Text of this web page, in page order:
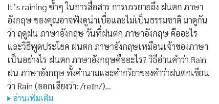
It’s raining ซ้ำๆ ในการสื่อสาร การบรรยายถึง ฝนตก ภาษา
อังกฤษ ของคุณอาจฟังดูน่าเบื่อและไม่เป็นธรรมชาติ มาดูกัน
ว่า ฤดูฝน ภาษาอังกฤษ วันที่ฝนตก ภาษาอังกฤษ คืออะไร
และวิธีพูดประโยค ฝนตก ภาษาอังกฤษเหมือนเจ้าของภาษา
เป็นอย่างไร ฝนตก ภาษาอังกฤษคืออะไร? วิธีอ่านคำว่า Rain
ฝน ภาษาอังกฤษ ทั้งคำนามและคำกริยาของคำว่าฝนตกเขียน
ว่า Rain (ออกเสียงว่า: /reɪn/)…
อ่านเพิ่มเติม